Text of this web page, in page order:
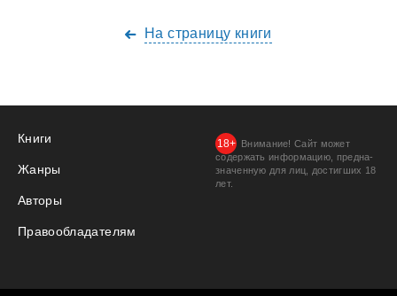
На страницу книги
Книги
Жанры
Авторы
Правообладателям
Внимание! Сайт может
содержать информацию, предна­
значенную для лиц, дости­гших 18
лет.